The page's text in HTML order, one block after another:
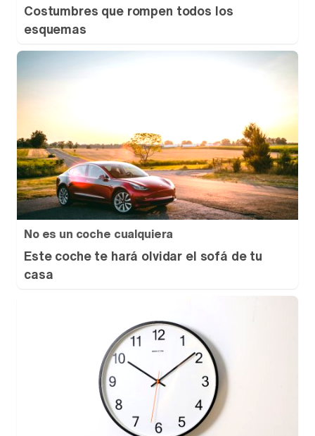
Costumbres que rompen todos los
esquemas
No es un coche cualquiera
Este coche te hará olvidar el sofá de tu
casa